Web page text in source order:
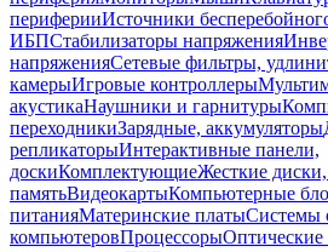
периферииИсточники
ИБПСтабилизаторы напряжения
напряженияСетевые фильтры,
камерыИгровые контроллеры
акустикаНаушники и гарнитуры
переходникиЗарядные, аккумуляторы
репликаторыИнтерактивные панели,
доскиКомплектующиеЖесткие
памятьВидеокартыКомпьютерные
питанияМатеринские платыСистемы
компьютеровПроцессоры